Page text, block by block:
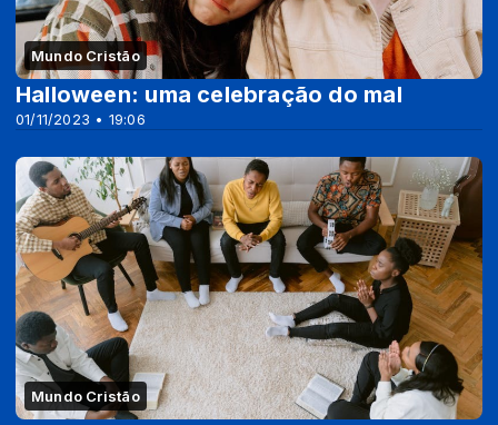
Mundo Cristão
01/11/2023 • 19:06
Halloween: uma celebração do mal
Mundo Cristão